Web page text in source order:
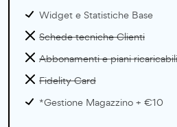
Widget e Statistiche Base
Schede tecniche Clienti
Abbonamenti e piani ricaricabili
Fidelity Card
*Gestione Magazzino + €10